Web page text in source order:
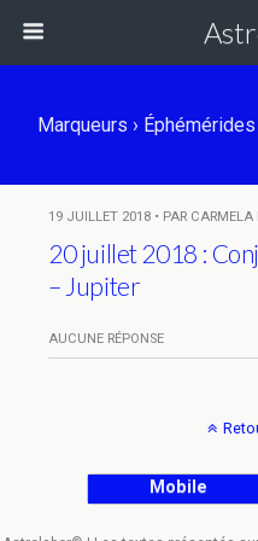
Marqueurs ›
19 JUILLET 2018 • PAR
20 juillet 2018 :
– Jupiter
AUCUNE RÉPONSE
Mobile